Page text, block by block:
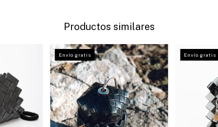
Productos similares
Envío gratis Envío gratis